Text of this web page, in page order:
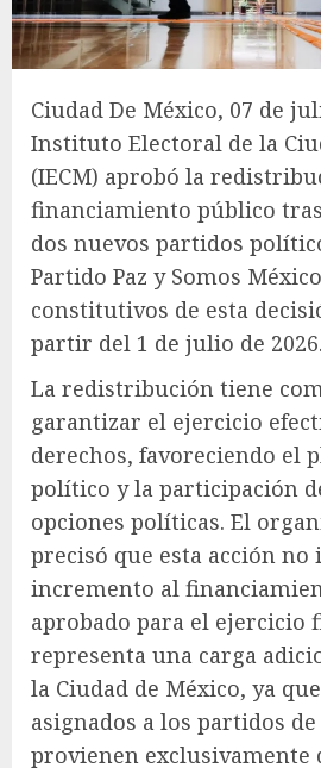
Ciudad De México, 07 de
Instituto Electoral de la
(IECM) aprobó la
financiamiento público
dos nuevos partidos
Partido Paz y Somos
constitutivos de esta
partir del 1 de julio de 2026.
La redistribución tiene
garantizar el ejercicio
derechos, favoreciendo el
político y la participación
opciones políticas. El
precisó que esta acción no
incremento al
aprobado para el ejercicio
representa una carga
la Ciudad de México, ya
asignados a los partidos
provienen exclusivamente